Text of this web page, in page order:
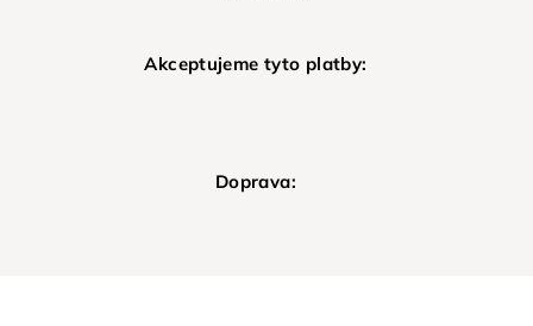
Akceptujeme tyto platby:
Doprava: